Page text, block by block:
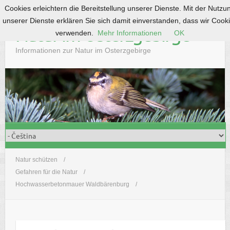
S
k
o
o
n
t
Natur im Osterzgebirge
Informationen zur Natur im Osterzgebirge
Natur schützen
Gefahren für die Natur
Hochwasserbetonmauer Waldbärenburg
Cookies erleichtern die Bereitstellung unserer Dienste. Mit der
unserer Dienste erklären Sie sich damit einverstanden, dass wir
verwenden.
Mehr Informationen OK